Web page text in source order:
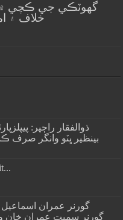
گهوٽڪي جي ڪچي ۾
خلاف ۽
ذوالفقار راڄپر:
بينظير ڀٽو وانگر
گورنر سميت عمران خان